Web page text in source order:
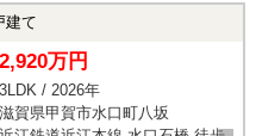
建て
2,920万円
3LDK / 2026年
滋賀県甲賀市水口町八坂